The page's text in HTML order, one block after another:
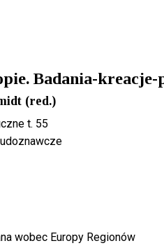
Badania-
(red.)
t. 55
wobec Europy Regionów